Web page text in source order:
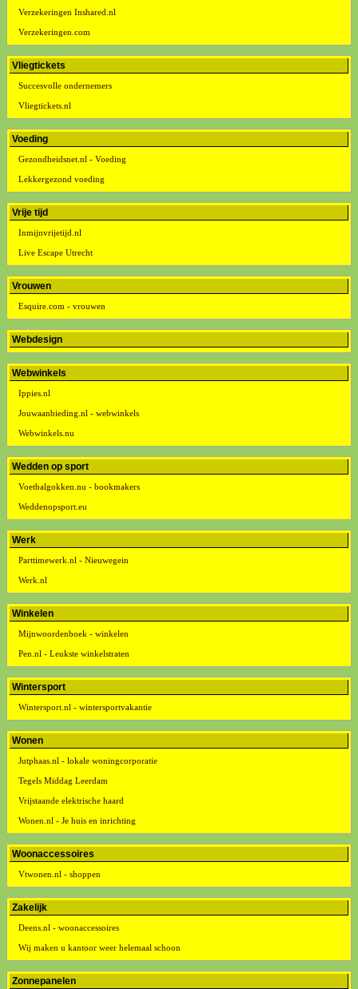
Verzekeringen Inshared.nl
Verzekeringen.com
Vliegtickets
Succesvolle ondernemers
Vliegtickets.nl
Voeding
Gezondheidsnet.nl - Voeding
Lekkergezond voeding
Vrije tijd
Inmijnvrijetijd.nl
Live Escape Utrecht
Vrouwen
Esquire.com - vrouwen
Webdesign
Webwinkels
Ippies.nl
Jouwaanbieding.nl - webwinkels
Webwinkels.nu
Wedden op sport
Voetbalgokken.nu - bookmakers
Weddenopsport.eu
Werk
Parttimewerk.nl - Nieuwegein
Werk.nl
Winkelen
Mijnwoordenboek - winkelen
Pen.nl - Leukste winkelstraten
Wintersport
Wintersport.nl - wintersportvakantie
Wonen
Jutphaas.nl - lokale woningcorporatie
Tegels Middag Leerdam
Vrijstaande elektrische haard
Wonen.nl - Je huis en inrichting
Woonaccessoires
Vtwonen.nl - shoppen
Zakelijk
Deens.nl - woonaccessoires
Wij maken u kantoor weer helemaal schoon
Zonnepanelen